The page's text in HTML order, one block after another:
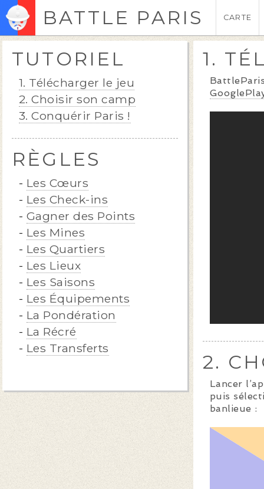
BATTLE PARIS CARTE
TUTORIEL
1. Télécharger le jeu
2. Choisir son camp
3. Conquérir Paris !
RÈGLES
- Les Cœurs
- Les Check-ins
- Gagner des Points
- Les Mines
- Les Quartiers
- Les Lieux
- Les Saisons
- Les Équipements
- La Pondération
- La Récré
- Les Transferts
1.
2.
Lancer
puis
banlieue :